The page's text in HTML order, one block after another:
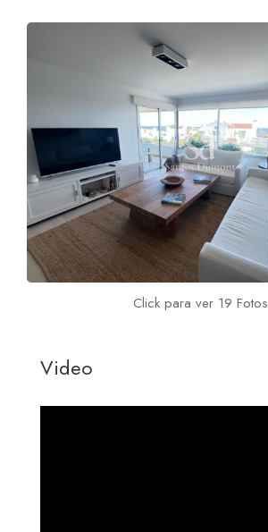
Click para ver 19 Fotos
Video